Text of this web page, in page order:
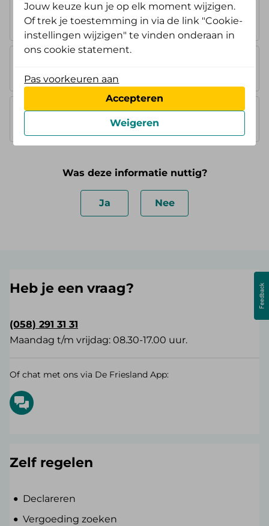
AV Opstap
geen extra vergoeding
geen extra vergoeding
AV Standaard
geen extra vergoeding
Was deze informatie nuttig?
Ja Nee
Heb je een vraag?
(058) 291 31 31
Maandag t/m vrijdag: 08.30-17.00 uur.
Of chat met ons via De Friesland App:
Zelf regelen
Declareren
Vergoeding zoeken
Jouw keuze kun je op elk moment wijzigen.
Of trek je toestemming in via de link "Cookie-
instellingen wijzigen" te vinden onderaan in
ons cookie statement.
Pas voorkeuren aan
Accepteren
Weigeren